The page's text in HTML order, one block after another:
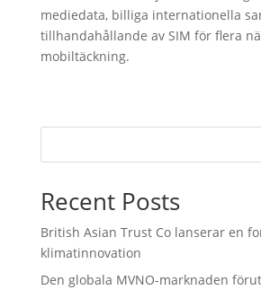
mediedata, billiga internationella
tillhandahållande av SIM för flera
mobiltäckning.
Recent Posts
British Asian Trust Co lanserar en
klimatinnovation
Den globala MVNO-marknaden